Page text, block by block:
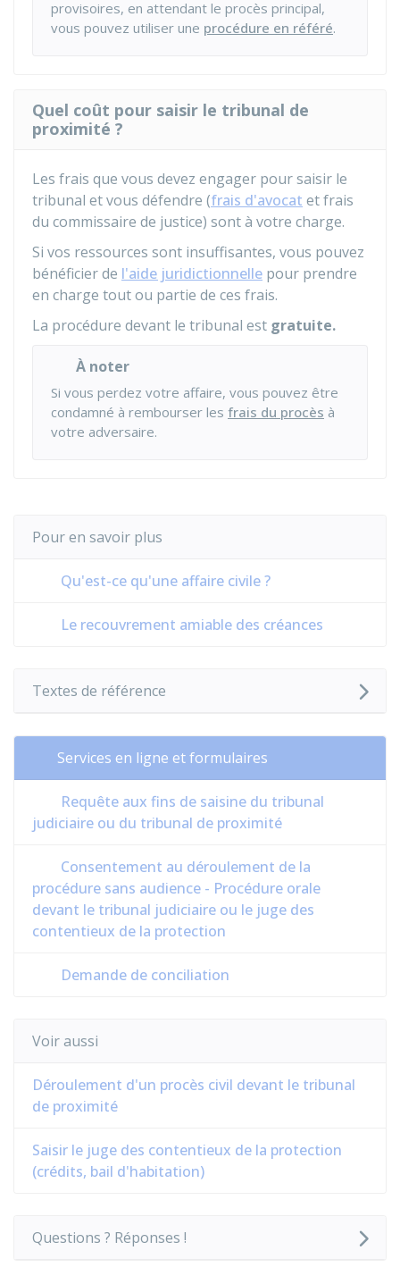
provisoires, en attendant le procès principal,
vous pouvez utiliser une procédure en référé.
Quel coût pour saisir le tribunal de
proximité ?
Les frais que vous devez engager pour saisir le
tribunal et vous défendre (frais d'avocat et frais
du commissaire de justice) sont à votre charge.
Si vos ressources sont insuffisantes, vous pouvez
bénéficier de l'aide juridictionnelle pour prendre
en charge tout ou partie de ces frais.
La procédure devant le tribunal est gratuite.
À noter
Si vous perdez votre affaire, vous pouvez être
condamné à rembourser les frais du procès à
votre adversaire.
Pour en savoir plus
Qu'est-ce qu'une affaire civile ?
Le recouvrement amiable des créances
Textes de référence
Services en ligne et formulaires
Requête aux fins de saisine du tribunal
judiciaire ou du tribunal de proximité
Consentement au déroulement de la
procédure sans audience - Procédure orale
devant le tribunal judiciaire ou le juge des
contentieux de la protection
Demande de conciliation
Voir aussi
Déroulement d'un procès civil devant le tribunal
de proximité
Saisir le juge des contentieux de la protection
(crédits, bail d'habitation)
Questions ? Réponses !